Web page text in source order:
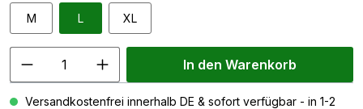
M L XL
In den Warenkorb
Versandkostenfrei innerhalb DE & sofort verfügbar - in 1-2